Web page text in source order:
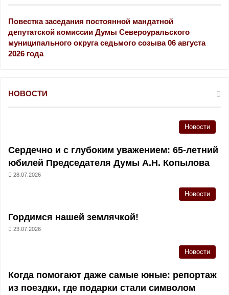
Повестка заседания постоянной мандатной
депутатской комиссии Думы Североуральского
муниципального округа седьмого созыва 06 августа
2026 года
НОВОСТИ
Новости
Сердечно и с глубоким уважением: 65-летний
юбилей Председателя Думы А.Н. Копылова
28.07.2026
Новости
Гордимся нашей землячкой!
23.07.2026
Новости
Когда помогают даже самые юные: репортаж
из поездки, где подарки стали символом